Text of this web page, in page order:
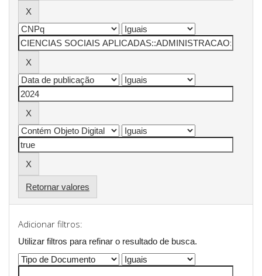
Retornar valores
Adicionar filtros:
Utilizar filtros para refinar o resultado de busca.